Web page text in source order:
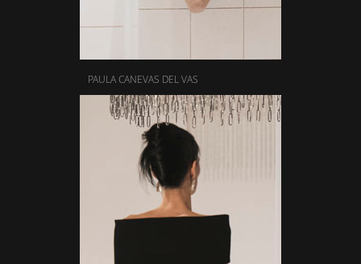
PAULA CANEVAS DEL VAS